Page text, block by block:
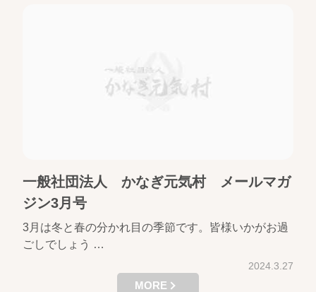
一般社団法人 かなぎ元気村 メールマガ
ジン3月号
3月は冬と春の分かれ目の季節です。皆様いかがお過
ごしでしょう …
2024.3.27
MORE